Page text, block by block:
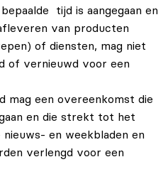
tijd is aangegaan en
van producten
of diensten, mag niet
of vernieuwd voor een
mag een overeenkomst die
en die strekt tot het
en weekbladen en
verlengd voor een